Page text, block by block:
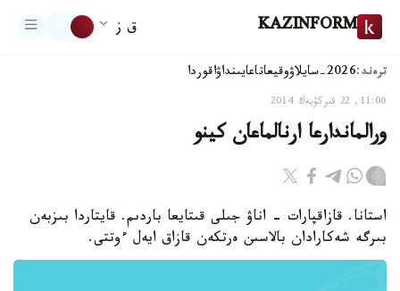
KAZINFORM ق ز
ترەند:2026-سايلاۋ وقيعاتاعايىنداۋاقوردا
11:06, 22 قىركۇيەك 2014
ورالماندارعا ارنالماعان كينو
استانا. قازاقپارات - اناۋ جىلى قىتايعا باردىم. قايتاردا بىزبەن
بىرگە شەكارادان بالاسىن ەرتكەن قازاق ايەل ءوتتى.